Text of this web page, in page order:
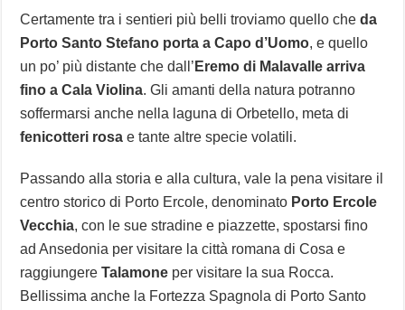
Certamente tra i sentieri più belli troviamo quello cheda
Porto Santo Stefano porta a Capo d’Uomo, e quello
un po’ più distante che dall’ Eremo di Malavalle arriva
fino a Cala Violina. Gli amanti della natura potranno
soffermarsi anche nella laguna di Orbetello, meta di
fenicotteri rosa e tante altre specie volatili.
Passando alla storia e alla cultura, vale la pena visitare il
centro storico di Porto Ercole, denominato Porto Ercole
Vecchia, con le sue stradine e piazzette, spostarsi fino
ad Ansedonia per visitare la città romana di Cosa e
raggiungereTalamone per visitare la sua Rocca.
Bellissima anche la Fortezza Spagnola di Porto Santo